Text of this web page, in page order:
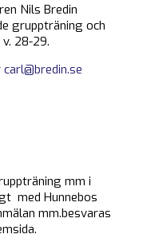
Nils Bredin
gruppträning och
28-29.
carl@bredin.se
mm i
med Hunnebos
mm.besvaras